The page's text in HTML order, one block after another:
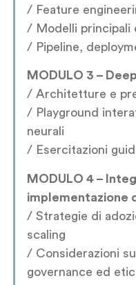
/ Feature
/ Modelli principali
/ Pipeline,
MODULO 3 –
/ Architetture e
/ Playground
neurali
/ Esercitazioni
MODULO 4 –
implementazione
/ Strategie di
scaling
/ Considerazioni
governance ed